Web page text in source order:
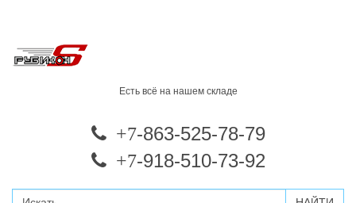
Есть всё на нашем складе
+7-863-525-78-79
+7-918-510-73-92